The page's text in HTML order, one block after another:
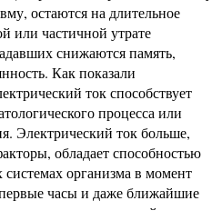
остаются на длительное
или частичной утрате
снижаются память,
Как показали
ток способствует
процесса или
Электрический ток больше,
обладает способностью
организма в момент
часы и даже ближайшие